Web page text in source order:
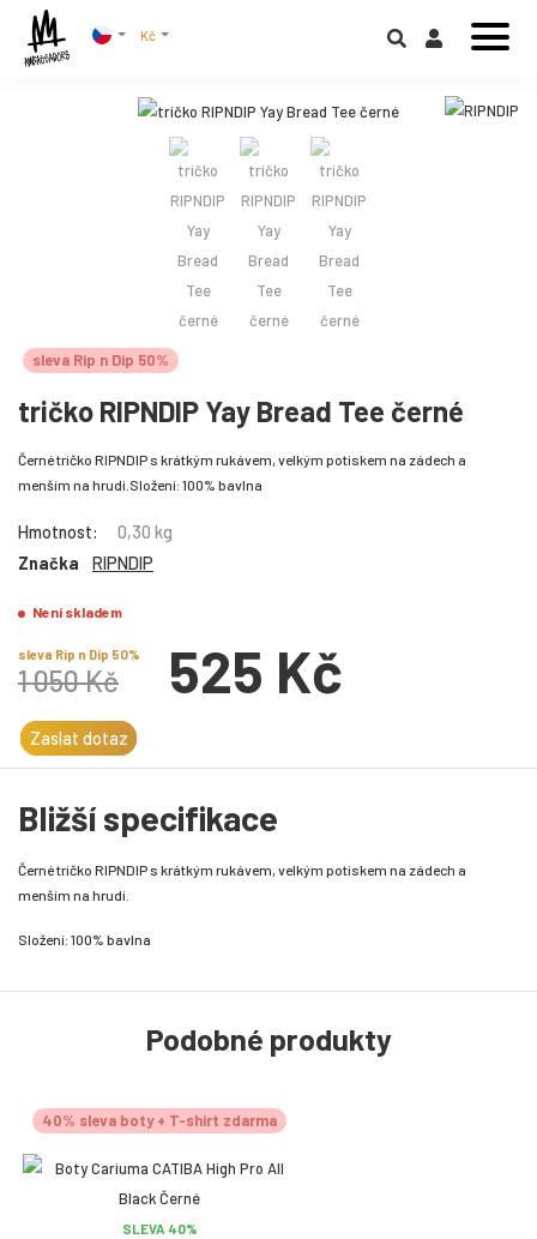
Kč
sleva Rip n Dip 50%
tričko RIPNDIP Yay Bread Tee černé
Černé tričko RIPNDIP s krátkým rukávem, velkým potiskem na zádech a
menším na hrudi.Složení: 100% bavlna
Hmotnost:
0,30 kg
Značka
RIPNDIP
Není skladem
sleva Rip n Dip 50%
1 050 Kč 525 Kč
Zaslat dotaz
Bližší specifikace
Černé tričko RIPNDIP s krátkým rukávem, velkým potiskem na zádech a
menším na hrudi.
Složení: 100% bavlna
Podobné produkty
40% sleva boty + T-shirt zdarma
SLEVA 40%